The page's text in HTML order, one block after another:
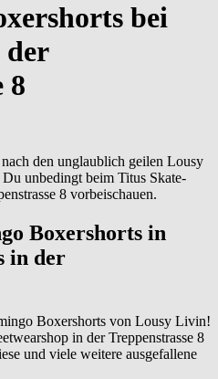
bei
der
8
den unglaublich geilen Lousy
unbedingt beim Titus Skate-
8 vorbeischauen.
Boxershorts in
in der
Boxershorts von Lousy Livin!
in der Treppenstrasse 8
und viele weitere ausgefallene